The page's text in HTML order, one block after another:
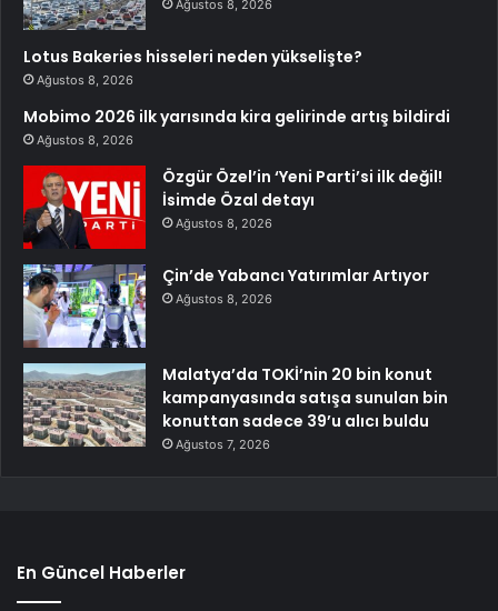
Ağustos 8, 2026
Lotus Bakeries hisseleri neden yükselişte?
Ağustos 8, 2026
Mobimo 2026 ilk yarısında kira gelirinde artış bildirdi
Ağustos 8, 2026
Özgür Özel’in ‘Yeni Parti’si ilk değil!
İsimde Özal detayı
Ağustos 8, 2026
Çin’de Yabancı Yatırımlar Artıyor
Ağustos 8, 2026
Malatya’da TOKİ’nin 20 bin konut
kampanyasında satışa sunulan bin
konuttan sadece 39’u alıcı buldu
Ağustos 7, 2026
En Güncel Haberler